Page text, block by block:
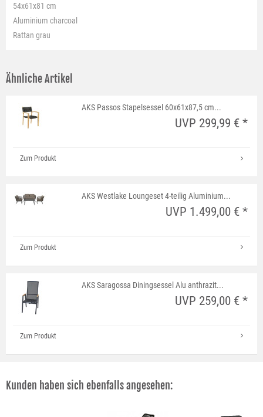
54x61x81 cm
Aluminium charcoal
Rattan grau
Ähnliche Artikel
AKS Passos Stapelsessel 60x61x87,5 cm...
UVP 299,99 € *
Zum Produkt
AKS Westlake Loungeset 4-teilig Aluminium...
UVP 1.499,00 € *
Zum Produkt
AKS Saragossa Diningsessel Alu anthrazit...
UVP 259,00 € *
Zum Produkt
Kunden haben sich ebenfalls angesehen: